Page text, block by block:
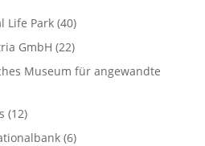
Life Park(40)
GmbH (22)
Museum für angewandte
(12)
(6)